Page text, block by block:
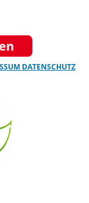
DATENSCHUTZ